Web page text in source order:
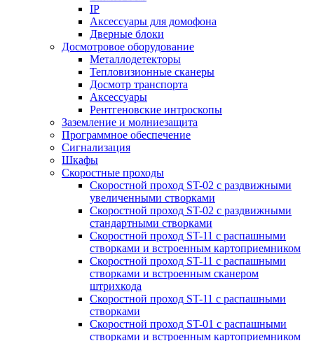
IP
Аксессуары для домофона
Дверные блоки
Досмотровое оборудование
Металлодетекторы
Тепловизионные сканеры
Досмотр транспорта
Аксессуары
Рентгеновские интроскопы
Заземление и молниезащита
Программное обеспечение
Сигнализация
Шкафы
Скоростные проходы
Скоростной проход ST-02 с раздвижными
увеличенными створками
Скоростной проход ST-02 с раздвижными
стандартными створками
Скоростной проход ST-11 с распашными
створками и встроенным картоприемником
Скоростной проход ST-11 с распашными
створками и встроенным сканером
штрихкода
Скоростной проход ST-11 с распашными
створками
Скоростной проход ST-01 с распашными
створками и встроенным картоприемником